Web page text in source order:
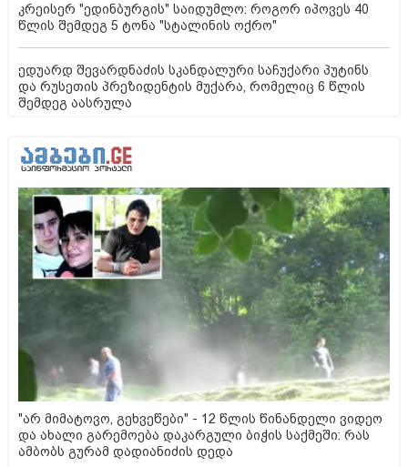
კრეისერ "ედინბურგის" საიდუმლო: როგორ იპოვეს 40
წლის შემდეგ 5 ტონა "სტალინის ოქრო"
ედუარდ შევარდნაძის სკანდალური საჩუქარი პუტინს
და რუსეთის პრეზიდენტის მუქარა, რომელიც 6 წლის
შემდეგ აასრულა
"არ მიმატოვო, გეხვეწები" - 12 წლის წინანდელი ვიდეო
და ახალი გარემოება დაკარგული ბიჭის საქმეში: რას
ამბობს გურამ დადიანიძის დედა